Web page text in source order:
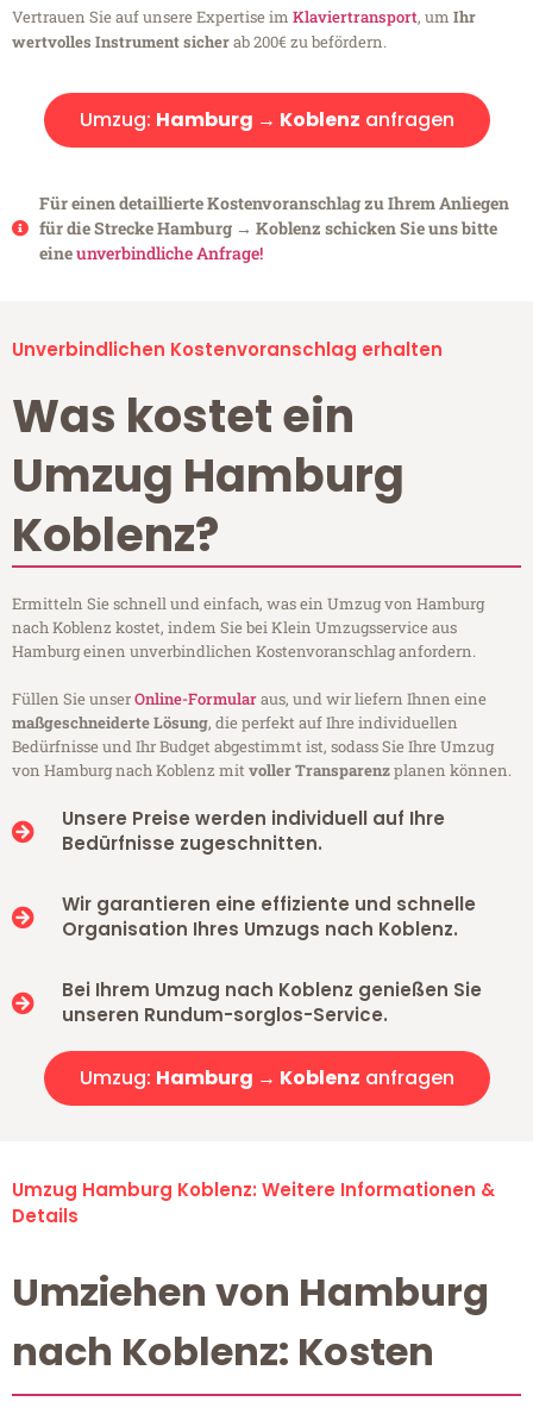
Vertrauen Sie auf unsere Expertise im Klaviertransport, um Ihr
wertvolles Instrument sicherab 200€ zu befördern.
Umzug: Hamburg → Koblenz anfragen
Für einen detaillierte Kostenvoranschlag zu Ihrem Anliegen
für die Strecke Hamburg → Koblenz schicken Sie uns bitte
eineunverbindliche Anfrage!
Unverbindlichen Kostenvoranschlag erhalten
Was kostet ein
Umzug Hamburg
Koblenz?
Ermitteln Sie schnell und einfach, was ein Umzug von Hamburg
nach Koblenz kostet, indem Sie bei Klein Umzugsservice aus
Hamburg einen unverbindlichen Kostenvoranschlag anfordern.
Füllen Sie unserOnline-Formularaus, und wir liefern Ihnen eine
maßgeschneiderte Lösung, die perfekt auf Ihre individuellen
Bedürfnisse und Ihr Budget abgestimmt ist, sodass Sie Ihre Umzug
von Hamburg nach Koblenz mitvoller Transparenzplanen können.
Unsere Preise werden individuell auf Ihre
Bedürfnisse zugeschnitten.
Wir garantieren eine effiziente und schnelle
Organisation Ihres Umzugs nach Koblenz.
Bei Ihrem Umzug nach Koblenz genießen Sie
unseren Rundum-sorglos-Service.
Umzug: Hamburg → Koblenz anfragen
Umzug Hamburg Koblenz: Weitere Informationen &
Details
Umziehen von Hamburg
nach Koblenz: Kosten